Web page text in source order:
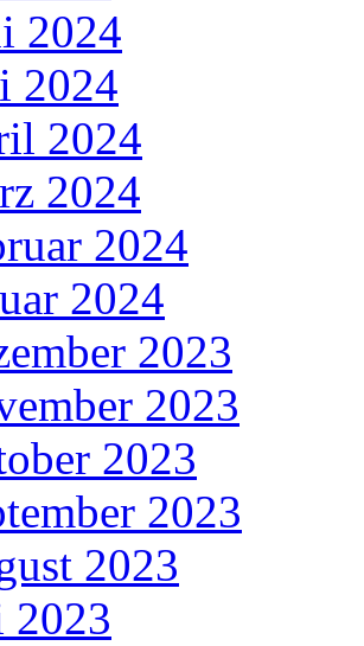
2024
2024
2024
2024
2024
2024
2023
2023
2023
2023
2023
2023